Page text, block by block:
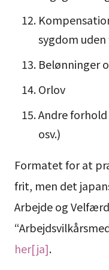
sygdom
Belønninger
Orlov
Andre
osv.)
Formatet for at
frit, men det
Arbejde og
her[ja].